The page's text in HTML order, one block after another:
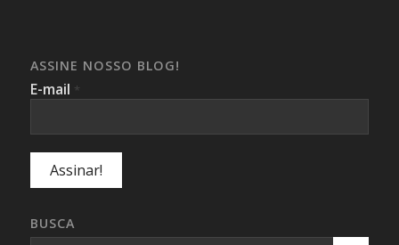
ASSINE NOSSO BLOG!
E-mail *
BUSCA